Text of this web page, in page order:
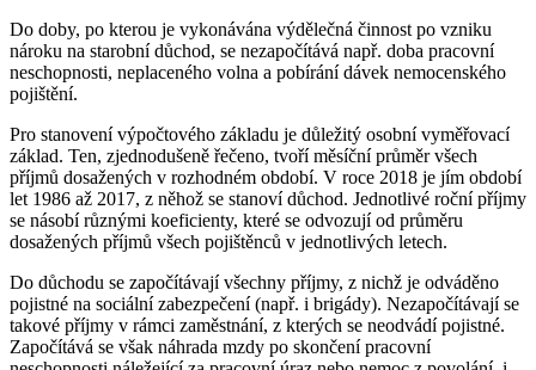
Do doby, po kterou je vykonávána výdělečná činnost po vzniku
nároku na starobní důchod, se nezapočítává např. doba pracovní
neschopnosti, neplaceného volna a pobírání dávek nemocenského
pojištění.
Pro stanovení výpočtového základu je důležitý osobní vyměřovací
základ. Ten, zjednodušeně řečeno, tvoří měsíční průměr všech
příjmů dosažených v rozhodném období. V roce 2018 je jím období
let 1986 až 2017, z něhož se stanoví důchod. Jednotlivé roční příjmy
se násobí různými koeficienty, které se odvozují od průměru
dosažených příjmů všech pojištěnců v jednotlivých letech.
Do důchodu se započítávají všechny příjmy, z nichž je odváděno
pojistné na sociální zabezpečení (např. i brigády). Nezapočítávají se
takové příjmy v rámci zaměstnání, z kterých se neodvádí pojistné.
Započítává se však náhrada mzdy po skončení pracovní